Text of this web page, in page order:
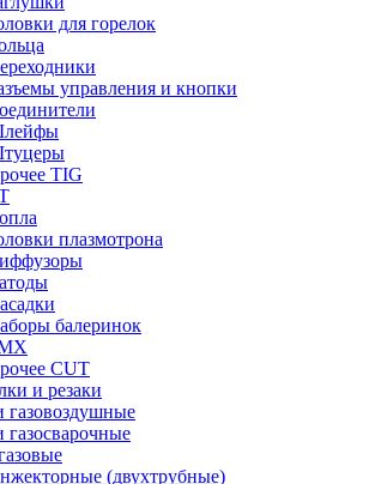
для горелок
управления и кнопки
TIG
плазмотрона
балеринок
CUT
и резаки
газовоздушные
газосварочные
(двухтрубные)